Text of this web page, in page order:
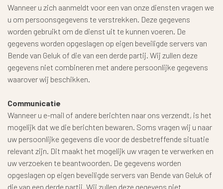
Wanneer u zich aanmeldt voor een van onze diensten vragen we
u om persoonsgegevens te verstrekken. Deze gegevens
worden gebruikt om de dienst uit te kunnen voeren. De
gegevens worden opgeslagen op eigen beveiligde servers van
Bende van Geluk of die van een derde partij. Wij zullen deze
gegevens niet combineren met andere persoonlijke gegevens
waarover wij beschikken.
Communicatie
Wanneer u e-mail of andere berichten naar ons verzendt, is het
mogelijk dat we die berichten bewaren. Soms vragen wij u naar
uw persoonlijke gegevens die voor de desbetreffende situatie
relevant zijn. Dit maakt het mogelijk uw vragen te verwerken en
uw verzoeken te beantwoorden. De gegevens worden
opgeslagen op eigen beveiligde servers van Bende van Geluk of
die van een derde partij. Wij zullen deze gegevens niet